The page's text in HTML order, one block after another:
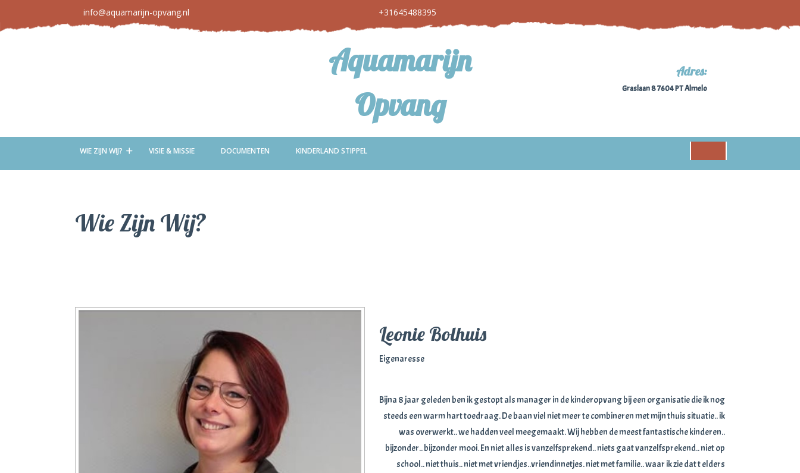
info@aquamarijn-opvang.nl +31645488395
Aquamarijn
Opvang
Adres:
Graslaan 8 7604 PT Almelo
WIE ZIJN WIJ? VISIE & MISSIE DOCUMENTEN KINDERLAND STIPPEL
Wie Zijn Wij?
Leonie Bolhuis
Eigenaresse
Bijna 8 jaar geleden ben ik gestopt als manager in de kinderopvang bij een organisatie die ik nog
steeds een warm hart toedraag. De baan viel niet meer te combineren met mijn thuis situatie.. ik
was overwerkt.. we hadden veel meegemaakt. Wij hebben de meest fantastische kinderen..
bijzonder.. bijzonder mooi. En niet alles is vanzelfsprekend.. niets gaat vanzelfsprekend.. niet op
school.. niet thuis.. niet met vriendjes..vriendinnetjes. niet met familie.. waar ik zie dat t elders